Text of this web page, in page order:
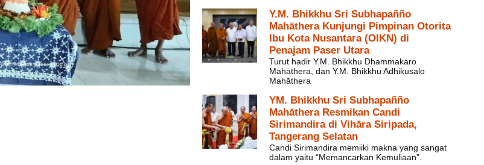
Y.M. Bhikkhu Sri Subhapañño
Mahāthera Kunjungi Pimpinan Otorita
Ibu Kota Nusantara (OIKN) di
Penajam Paser Utara
Turut hadir Y.M. Bhikkhu Dhammakaro
Mahāthera, dan Y.M. Bhikkhu Adhikusalo
Mahāthera
YM. Bhikkhu Sri Subhapañño
Mahāthera Resmikan Candi
Sirimandira di Vihāra Siripada,
Tangerang Selatan
Candi Sirimandira memiiki makna yang sangat
dalam yaitu “Memancarkan Kemuliaan”.